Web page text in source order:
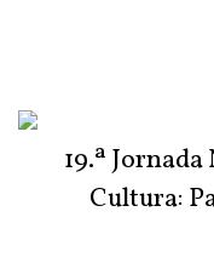
19.ª
Cultura: